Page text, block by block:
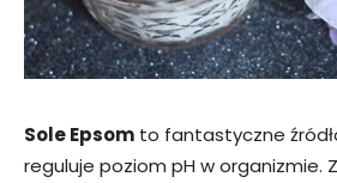
Sole Epsom to fantastyczne
reguluje poziom pH w organizmie.